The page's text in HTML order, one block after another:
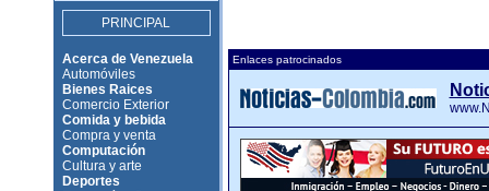
PRINCIPAL
Acerca de Venezuela
Automóviles
Bienes Raices
Comercio Exterior
Comida y bebida
Compra y venta
Computación
Cultura y arte
Deportes
Enlaces patrocinados